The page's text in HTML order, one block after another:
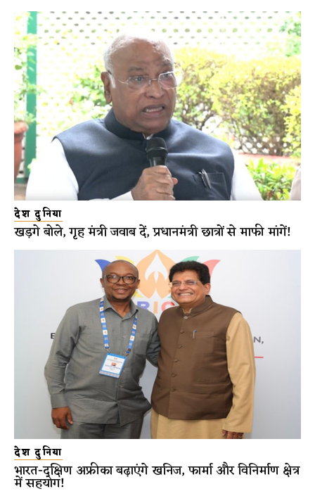
देश दुनिया
खड़गे बोले, गृह मंत्री जवाब दें, प्रधानमंत्री छात्रों से माफी मांगें!
देश दुनिया
भारत-दक्षिण अफ्रीका बढ़ाएंगे खनिज, फार्मा और विनिर्माण क्षेत्र
में सहयोग!